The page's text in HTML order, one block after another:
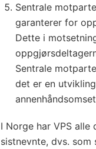
Sentrale
garanterer for
Dette i
Sentrale
det er en
I Norge har VPS alle
sistnevnte, dvs.